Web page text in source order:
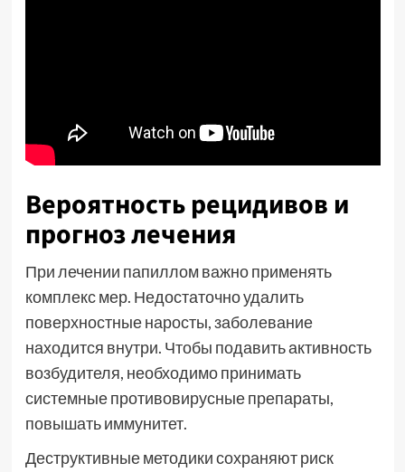
Вероятность рецидивов и
прогноз лечения
При лечении папиллом важно применять
комплекс мер. Недостаточно удалить
поверхностные наросты, заболевание
находится внутри. Чтобы подавить активность
возбудителя, необходимо принимать
системные противовирусные препараты,
повышать иммунитет.
Деструктивные методики сохраняют риск